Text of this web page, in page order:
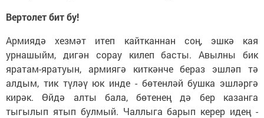
Вертолет бит бу!
Армиядә хезмәт итеп кайтканнан соң, эшкә кая
урнашыйм, дигән сорау килеп басты. Авылны бик
яратам-яратуын, армиягә киткәнче бераз эшләп тә
алдым, тик түләү юк инде - бөтенләй бушка эшләргә
кирәк. Өйдә алты бала, бөтенең дә бер казанга
тыгылып ятып булмый. Чаллыга барып керер идең -